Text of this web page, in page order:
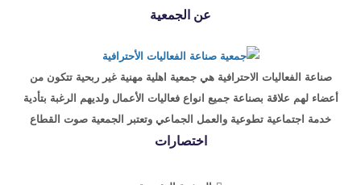
عن الجمعية
صناعة الفعاليات الاحترافية هي جمعية اهلية مهنية غير ربحية تتكون من
أعضاء لهم علاقة بصناعة جميع انواع فعاليات الأعمال ولديهم الرغبة بتأدية
خدمة اجتماعية تطوعية والعمل الجماعي وتعتبر الجمعية صوت القطاع
اختصارات